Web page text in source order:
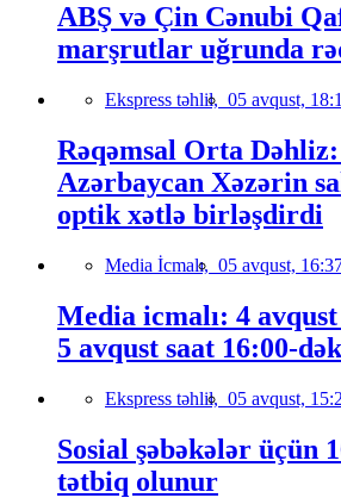
ABŞ və Çin Cənubi
marşrutlar uğrunda
Ekspress təhlil, 05 avqust,
Rəqəmsal Orta Dəhliz:
Azərbaycan Xəzərin
optik xətlə birləşdirdi
Media İcmalı, 05 avqust,
Media icmalı: 4
5 avqust saat 16:00-dək
Ekspress təhlil, 05 avqust,
Sosial şəbəkələr üçün
tətbiq olunur